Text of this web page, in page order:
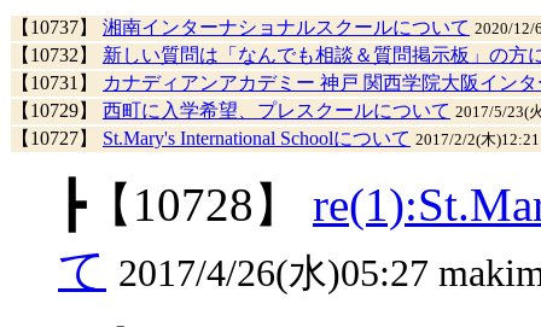
【10737】 湘南インターナショナルスクールについて 2020/12/
【10732】
新しい質問は「なんでも相談＆質問掲示板」の方
【10731】
カナディアンアカデミー 神戸 関西学院大阪イン
【10729】
西町に入学希望、プレスクールについて 2017/5/23(
【10727】 St.Mary's International Schoolについて 2017/2/2(木
┣【10728】
て 2017/4/26(水)05:27